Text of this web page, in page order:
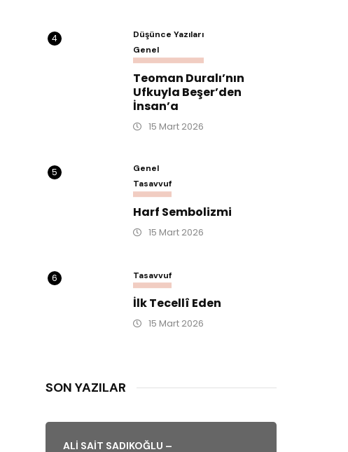
4
Düşünce Yazıları
Genel
Teoman Duralı’nın
Ufkuyla Beşer’den
İnsan’a
15 Mart 2026
5
Genel
Tasavvuf
Harf Sembolizmi
15 Mart 2026
6 Tasavvuf
İlk Tecellî Eden
15 Mart 2026
SON YAZILAR
ALI SAIT SADIKOĞLU –